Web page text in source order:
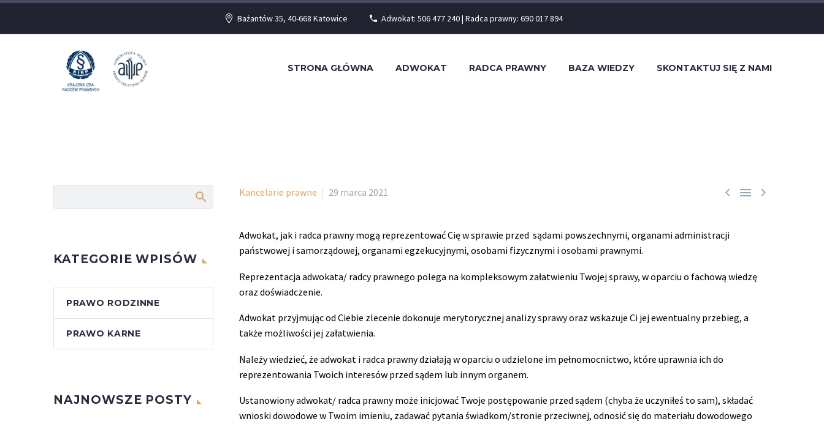
Bażantów 35, 40-668 Katowice Adwokat: 506 477 240 | Radca prawny: 690 017 894
STRONA GŁÓWNA ADWOKAT RADCA PRAWNY BAZA WIEDZY SKONTAKTUJ SIĘ Z NAMI
  
Kancelarie prawne 29 marca 2021
Adwokat, jak i radca prawny mogą reprezentować Cię w sprawie przed sądami powszechnymi, organami administracji
państwowej i samorządowej, organami egzekucyjnymi, osobami fizycznymi i osobami prawnymi.
Reprezentacja adwokata/ radcy prawnego polega na kompleksowym załatwieniu Twojej sprawy, w oparciu o fachową wiedzę
oraz doświadczenie.
Adwokat przyjmując od Ciebie zlecenie dokonuje merytorycznej analizy sprawy oraz wskazuje Ci jej ewentualny przebieg, a
także możliwości jej załatwienia.
Należy wiedzieć, że adwokat i radca prawny działają w oparciu o udzielone im pełnomocnictwo, które uprawnia ich do
reprezentowania Twoich interesów przed sądem lub innym organem.
Ustanowiony adwokat/ radca prawny może inicjować Twoje postępowanie przed sądem (chyba że uczyniłeś to sam), składać
wnioski dowodowe w Twoim imieniu, zadawać pytania świadkom/stronie przeciwnej, odnosić się do materiału dowodowego
KATEGORIE WPISÓW
PRAWO RODZINNE
PRAWO KARNE
NAJNOWSZE POSTY